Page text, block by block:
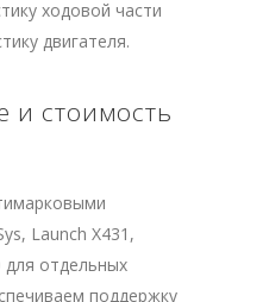
ходовой части
двигателя.
и стоимость
Launch X431,
для отдельных
поддержку